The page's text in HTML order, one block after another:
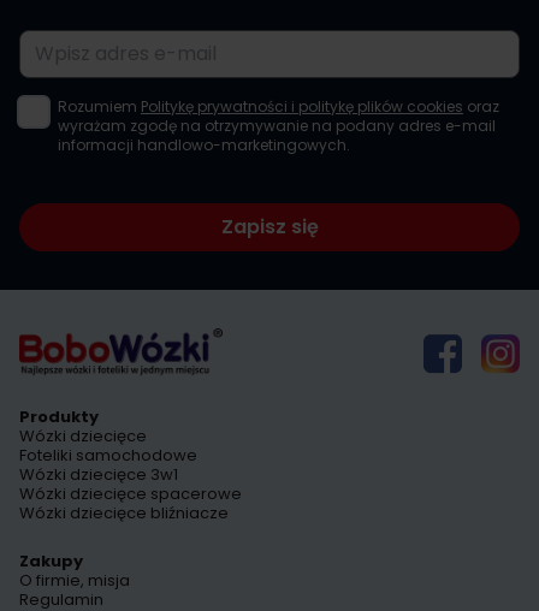
Adres e-mail
Rozumiem Politykę prywatności i politykę plików cookies oraz
wyrażam zgodę na otrzymywanie na podany adres e-mail
informacji handlowo-marketingowych.
Zapisz się
Produkty
Wózki dziecięce
Foteliki samochodowe
Wózki dziecięce 3w1
Wózki dziecięce spacerowe
Wózki dziecięce bliźniacze
Zakupy
O firmie, misja
Regulamin